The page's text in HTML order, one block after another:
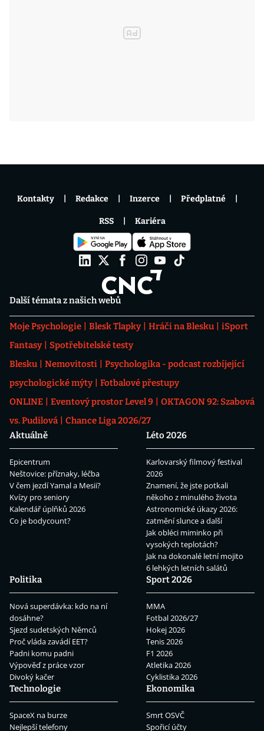
Další témata z našich webů
Moje Psychologie Blesk Tlapky Hráči na Blesku
iSport
Fantasy
Spotřebitelské testy
Blesku
Nemovitosti
Psychologika - podcast rozbíjející
psychologické mýty
Fotbalové přestupy
ONLINE
Eventový prostor Level 9
OKTAGON 92: Szabová
vs. Pudilová
Chance Liga 2026/27
Aktuálně
Epicentrum
Neštovice: příznaky, léčba
V čem jezdí Yamal a Mesii?
Kvízy pro seniory
Kalendář úplňků 2026
Co je bodycount?
Léto 2026
Karlovarský filmový festival
2026
Znamení, že jste potkali
někoho z minulého života
Astronomické úkazy 2026:
zatmění slunce a další
Jak obléci miminko při
vysokých teplotách?
Jak na dokonalé letní mojito
6 lehkých letních salátů
Politika
Nová superdávka: kdo na ní
dosáhne?
Sjezd sudetských Němců
Proč vláda zavádí EET?
Padni komu padni
Výpověď z práce vzor
Divoký kačer
Sport 2026
MMA
Fotbal 2026/27
Hokej 2026
Tenis 2026
F1 2026
Atletika 2026
Cyklistika 2026
Technologie
SpaceX na burze
Nejlepší telefony
Ekonomika
Smrt OSVČ
Spořicí účty
Kontakty Redakce Inzerce Předplatné
RSS Kariéra